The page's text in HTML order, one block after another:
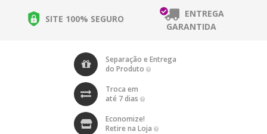
SITE 100% SEGURO
ENTREGA
GARANTIDA
Separação e Entrega
do Produto
Troca em
até 7 dias
Economize!
Retire na Loja